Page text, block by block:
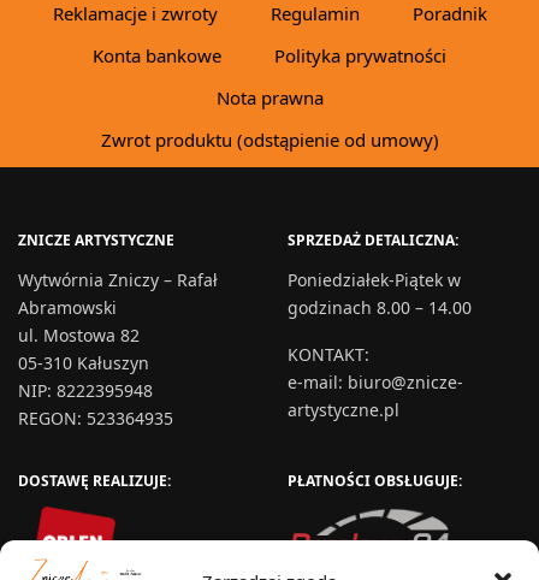
Reklamacje i zwroty
Regulamin
Poradnik
Konta bankowe
Polityka prywatności
Nota prawna
Zwrot produktu (odstąpienie od umowy)
ZNICZE ARTYSTYCZNE
Wytwórnia Zniczy – Rafał
Abramowski
ul. Mostowa 82
05-310 Kałuszyn
NIP: 8222395948
REGON: 523364935
SPRZEDAŻ DETALICZNA:
Poniedziałek-Piątek w
godzinach 8.00 – 14.00
KONTAKT:
e-mail: biuro@znicze-
artystyczne.pl
DOSTAWĘ REALIZUJE: PŁATNOŚCI OBSŁUGUJE: